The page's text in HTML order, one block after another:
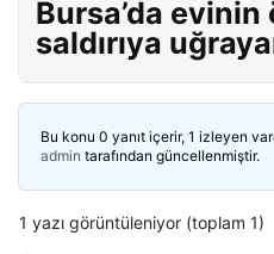
Bursa’da evinin
saldırıya
Bu konu 0 yanıt içerir, 1 izleyen
admin tarafından güncellenmiştir.
1 yazı görüntüleniyor (toplam 1)